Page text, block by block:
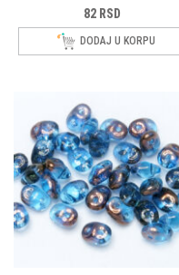
82 RSD
DODAJ U KORPU